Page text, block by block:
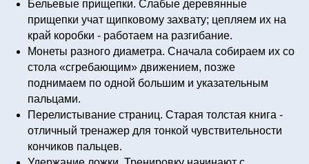
Бельевые прищепки. Слабые деревянные
прищепки учат щипковому захвату; цепляем их на
край коробки - работаем на разгибание.
Монеты разного диаметра. Сначала собираем их со
стола «сгребающим» движением, позже
поднимаем по одной большим и указательным
пальцами.
Перелистывание страниц. Старая толстая книга -
отличный тренажер для тонкой чувствительности
кончиков пальцев.